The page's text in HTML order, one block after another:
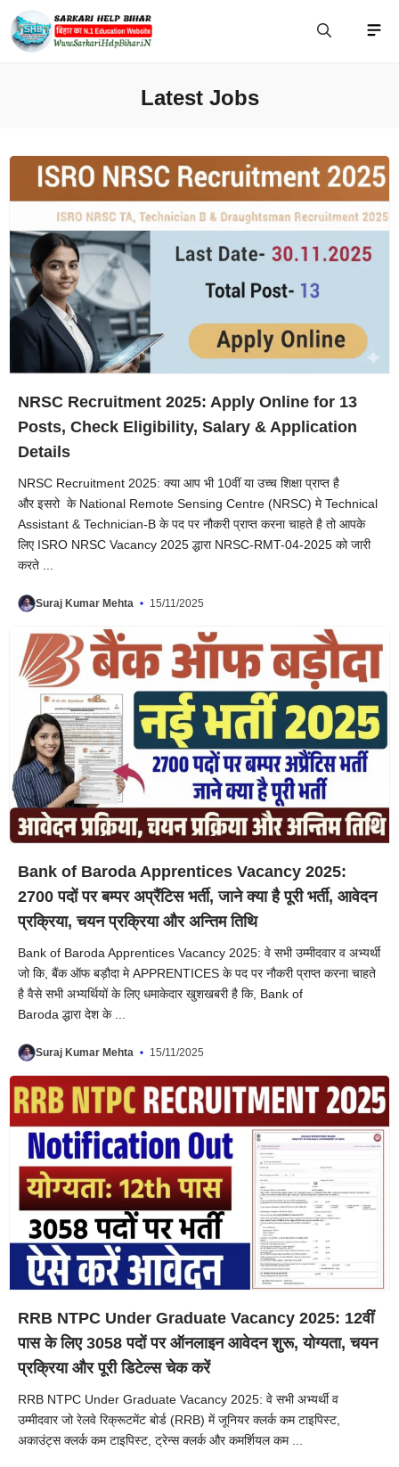
Skip
to
Latest Jobs
NRSC Recruitment 2025: Apply Online for 13
Posts, Check Eligibility, Salary & Application
Details
NRSC Recruitment 2025: क्या आप भी 10वीं या उच्च शिक्षा प्राप्त है
और इसरो के National Remote Sensing Centre (NRSC) मे Technical
Assistant & Technician-B के पद पर नौकरी प्राप्त करना चाहते है तो आपके
लिए ISRO NRSC Vacancy 2025 द्धारा NRSC-RMT-04-2025 को जारी
करते ...
Suraj Kumar Mehta 15/11/2025
Bank of Baroda Apprentices Vacancy 2025:
2700 पदों पर बम्पर अप्रैंटिस भर्ती, जाने क्या है पूरी भर्ती, आवेदन
प्रक्रिया, चयन प्रक्रिया और अन्तिम तिथि
Bank of Baroda Apprentices Vacancy 2025: वे सभी उम्मीदवार व अभ्यर्थी
जो कि, बैंक ऑफ बड़ौदा मे APPRENTICES के पद पर नौकरी प्राप्त करना चाहते
है वैसे सभी अभ्यर्थियों के लिए धमाकेदार खुशखबरी है कि, Bank of
Baroda द्धारा देश के ...
Suraj Kumar Mehta 15/11/2025
RRB NTPC Under Graduate Vacancy 2025: 12वीं
पास के लिए 3058 पदों पर ऑनलाइन आवेदन शुरू, योग्यता, चयन
प्रक्रिया और पूरी डिटेल्स चेक करें
RRB NTPC Under Graduate Vacancy 2025: वे सभी अभ्यर्थी व
उम्मीदवार जो रेलवे रिक्रूटमेंट बोर्ड (RRB) में जूनियर क्लर्क कम टाइपिस्ट,
अकाउंट्स क्लर्क कम टाइपिस्ट, ट्रेन्स क्लर्क और कमर्शियल कम ...